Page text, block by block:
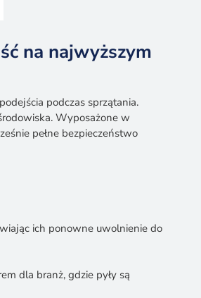
na najwyższym
podczas sprzątania.
Wyposażone w
pełne bezpieczeństwo
ich ponowne uwolnienie do
dla branż, gdzie pyły są